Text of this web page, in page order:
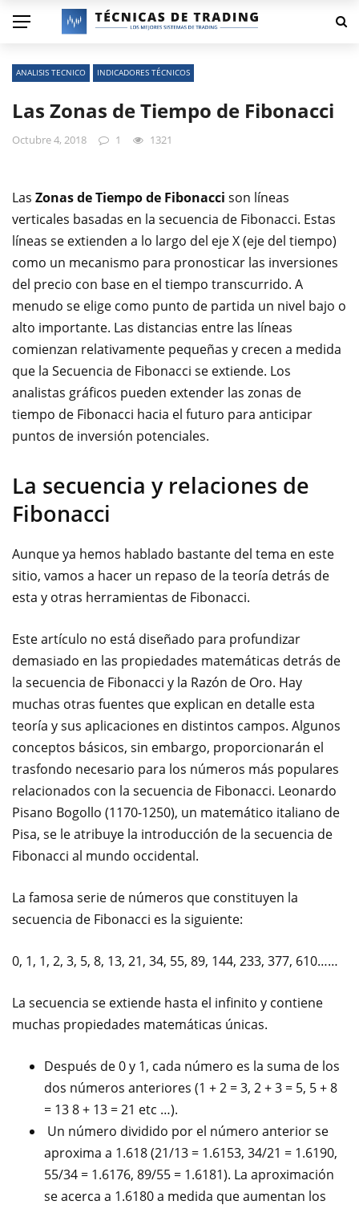
ANALISIS TECNICO INDICADORES TÉCNICOS
Las Zonas de Tiempo de Fibonacci
Octubre 4, 2018 1 1321
Las Zonas de Tiempo de Fibonacci son líneas
verticales basadas en la secuencia de Fibonacci. Estas
líneas se extienden a lo largo del eje X (eje del tiempo)
como un mecanismo para pronosticar las inversiones
del precio con base en el tiempo transcurrido. A
menudo se elige como punto de partida un nivel bajo o
alto importante. Las distancias entre las líneas
comienzan relativamente pequeñas y crecen a medida
que la Secuencia de Fibonacci se extiende. Los
analistas gráficos pueden extender las zonas de
tiempo de Fibonacci hacia el futuro para anticipar
puntos de inversión potenciales.
La secuencia y relaciones de
Fibonacci
Aunque ya hemos hablado bastante del tema en este
sitio, vamos a hacer un repaso de la teoría detrás de
esta y otras herramientas de Fibonacci.
Este artículo no está diseñado para profundizar
demasiado en las propiedades matemáticas detrás de
la secuencia de Fibonacci y la Razón de Oro. Hay
muchas otras fuentes que explican en detalle esta
teoría y sus aplicaciones en distintos campos. Algunos
conceptos básicos, sin embargo, proporcionarán el
trasfondo necesario para los números más populares
relacionados con la secuencia de Fibonacci. Leonardo
Pisano Bogollo (1170-1250), un matemático italiano de
Pisa, se le atribuye la introducción de la secuencia de
Fibonacci al mundo occidental.
La famosa serie de números que constituyen la
secuencia de Fibonacci es la siguiente:
0, 1, 1, 2, 3, 5, 8, 13, 21, 34, 55, 89, 144, 233, 377, 610……
La secuencia se extiende hasta el infinito y contiene
muchas propiedades matemáticas únicas.
Después de 0 y 1, cada número es la suma de los
dos números anteriores (1 + 2 = 3, 2 + 3 = 5, 5 + 8
= 13 8 + 13 = 21 etc …).
Un número dividido por el número anterior se
aproxima a 1.618 (21/13 = 1.6153, 34/21 = 1.6190,
55/34 = 1.6176, 89/55 = 1.6181). La aproximación
se acerca a 1.6180 a medida que aumentan los